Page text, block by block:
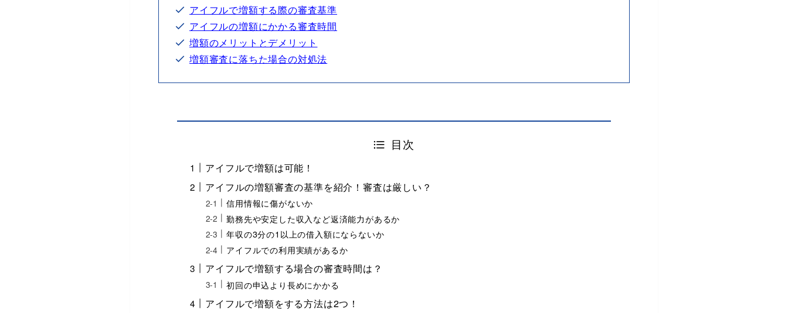
アイフルで増額する際の審査基準
アイフルの増額にかかる審査時間
増額のメリットとデメリット
増額審査に落ちた場合の対処法
目次
アイフルで増額は可能！
アイフルの増額審査の基準を紹介！審査は厳しい？
信用情報に傷がないか
勤務先や安定した収入など返済能力があるか
年収の3分の1以上の借入額にならないか
アイフルでの利用実績があるか
アイフルで増額する場合の審査時間は？
初回の申込より長めにかかる
アイフルで増額をする方法は2つ！